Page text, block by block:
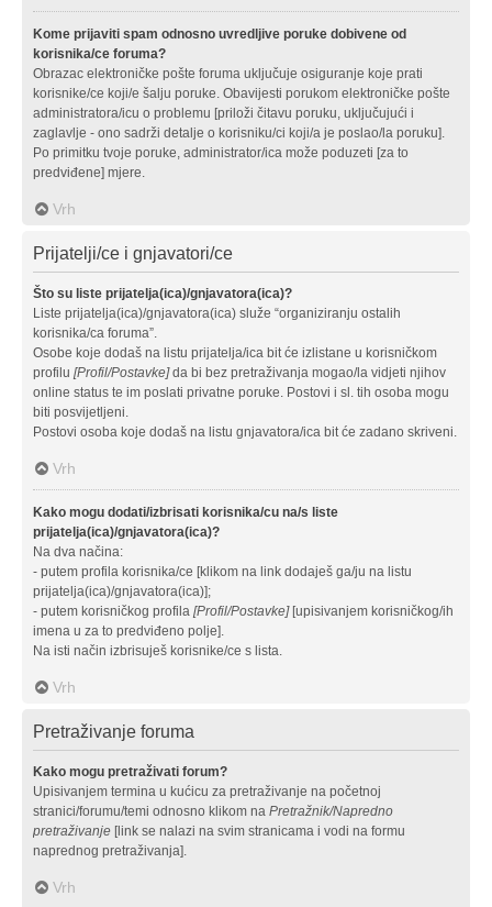
Kome prijaviti spam odnosno uvredljive poruke dobivene od
korisnika/ce foruma?
Obrazac elektroničke pošte foruma uključuje osiguranje koje prati
korisnike/ce koji/e šalju poruke. Obavijesti porukom elektroničke pošte
administratora/icu o problemu [priloži čitavu poruku, uključujući i
zaglavlje - ono sadrži detalje o korisniku/ci koji/a je poslao/la poruku].
Po primitku tvoje poruke, administrator/ica može poduzeti [za to
predviđene] mjere.
Vrh
Prijatelji/ce i gnjavatori/ce
Što su liste prijatelja(ica)/gnjavatora(ica)?
Liste prijatelja(ica)/gnjavatora(ica) služe “organiziranju ostalih
korisnika/ca foruma”.
Osobe koje dodaš na listu prijatelja/ica bit će izlistane u korisničkom
profilu [Profil/Postavke]da bi bez pretraživanja mogao/la vidjeti njihov
online status te im poslati privatne poruke. Postovi i sl. tih osoba mogu
biti posvijetljeni.
Postovi osoba koje dodaš na listu gnjavatora/ica bit će zadano skriveni.
Vrh
Kako mogu dodati/izbrisati korisnika/cu na/s liste
prijatelja(ica)/gnjavatora(ica)?
Na dva načina:
- putem profila korisnika/ce [klikom na link dodaješ ga/ju na listu
prijatelja(ica)/gnjavatora(ica)];
- putem korisničkog profila [Profil/Postavke][upisivanjem korisničkog/ih
imena u za to predviđeno polje].
Na isti način izbrisuješ korisnike/ce s lista.
Vrh
Pretraživanje foruma
Kako mogu pretraživati forum?
Upisivanjem termina u kućicu za pretraživanje na početnoj
stranici/forumu/temi odnosno klikom na Pretražnik/Napredno
pretraživanje [link se nalazi na svim stranicama i vodi na formu
naprednog pretraživanja].
Vrh